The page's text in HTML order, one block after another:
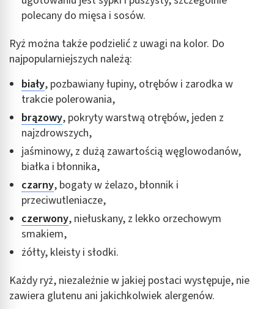
polecany do mięsa i sosów.
Ryż można także podzielić z uwagi na kolor. Do
najpopularniejszych należą:
biały, pozbawiany łupiny, otrębów i zarodka w
trakcie polerowania,
brązowy, pokryty warstwą otrębów, jeden z
najzdrowszych,
jaśminowy, z dużą zawartością węglowodanów,
białka i błonnika,
czarny, bogaty w żelazo, błonnik i
przeciwutleniacze,
czerwony, niełuskany, z lekko orzechowym
smakiem,
żółty, kleisty i słodki.
Każdy ryż, niezależnie w jakiej postaci występuje, nie
zawiera glutenu ani jakichkolwiek alergenów.